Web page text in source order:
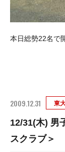
本日総勢22名で
2009.12.31 東
12/31(木) 男
スクラブ＞